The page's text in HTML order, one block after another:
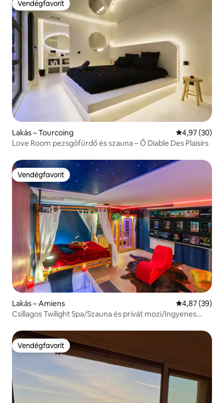
Vendégfavorit
Vendégfavorit
Lakás – Tourcoing Átlagos
4,97 (30)
Love Room pezsgőfürdő és szauna – Ô Diable Des Plaisirs
Vendégfavorit
Vendégfavorit
Lakás – Amiens Átlagos
4,87 (39)
Csillagos Twilight Spa/Szauna és privát mozi/Ingyenes
Vendégfavorit
Vendégfavorit